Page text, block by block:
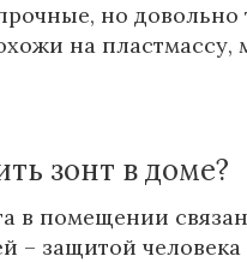
но довольно
на пластмассу,
зонт в доме?
в помещении
– защитой человека